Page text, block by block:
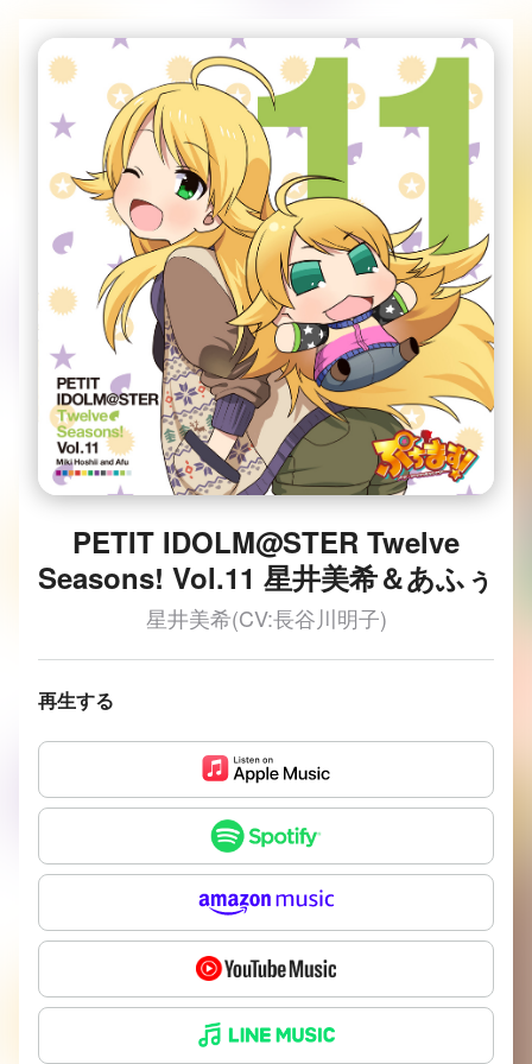
PETIT IDOLM@STER Twelve
Seasons! Vol.11 星井美希＆あふぅ
星井美希(CV:長谷川明子)
再生する